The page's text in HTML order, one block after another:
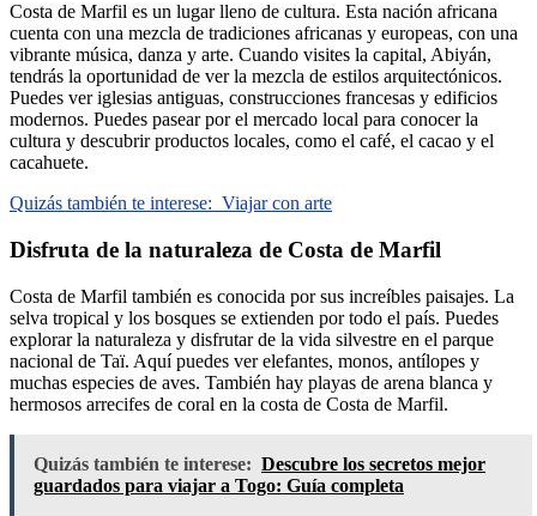
Costa de Marfil es un lugar lleno de cultura. Esta nación africana
cuenta con una mezcla de tradiciones africanas y europeas, con una
vibrante música, danza y arte. Cuando visites la capital, Abiyán,
tendrás la oportunidad de ver la mezcla de estilos arquitectónicos.
Puedes ver iglesias antiguas, construcciones francesas y edificios
modernos. Puedes pasear por el mercado local para conocer la
cultura y descubrir productos locales, como el café, el cacao y el
cacahuete.
Quizás también te interese: Viajar con arte
Disfruta de la naturaleza de Costa de Marfil
Costa de Marfil también es conocida por sus increíbles paisajes. La
selva tropical y los bosques se extienden por todo el país. Puedes
explorar la naturaleza y disfrutar de la vida silvestre en el parque
nacional de Taï. Aquí puedes ver elefantes, monos, antílopes y
muchas especies de aves. También hay playas de arena blanca y
hermosos arrecifes de coral en la costa de Costa de Marfil.
Quizás también te interese: Descubre los secretos mejor
guardados para viajar a Togo: Guía completa